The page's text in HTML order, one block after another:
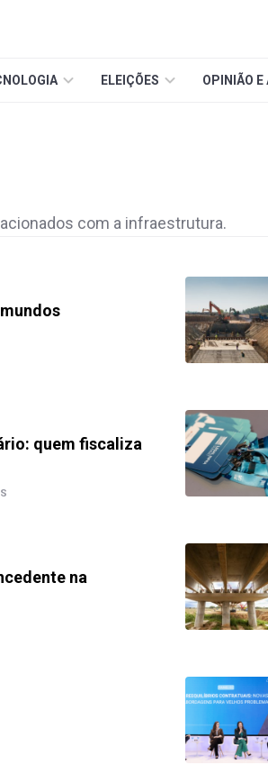
ELEIÇÕES OPINIÃO E
com a infraestrutura.
quem fiscaliza
na